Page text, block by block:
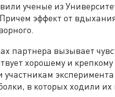
ученые из
эффект от
партнера вызывает
хорошему и
в которых ходили